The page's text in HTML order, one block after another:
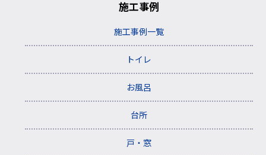
施工事例
施工事例一覧
トイレ
お風呂
台所
戸・窓